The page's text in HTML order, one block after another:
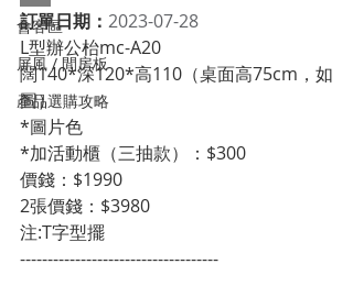
會客區
屏風 / 間房板
產品選購攻略
訂單日期： 2023-07-28
L型辦公枱mc-A20
闊140*深120*高110（桌面高75cm，如
圖）
*圖片色
*加活動櫃（三抽款）：$300
價錢：$1990
2張價錢：$3980
注:T字型擺
------------------------------------